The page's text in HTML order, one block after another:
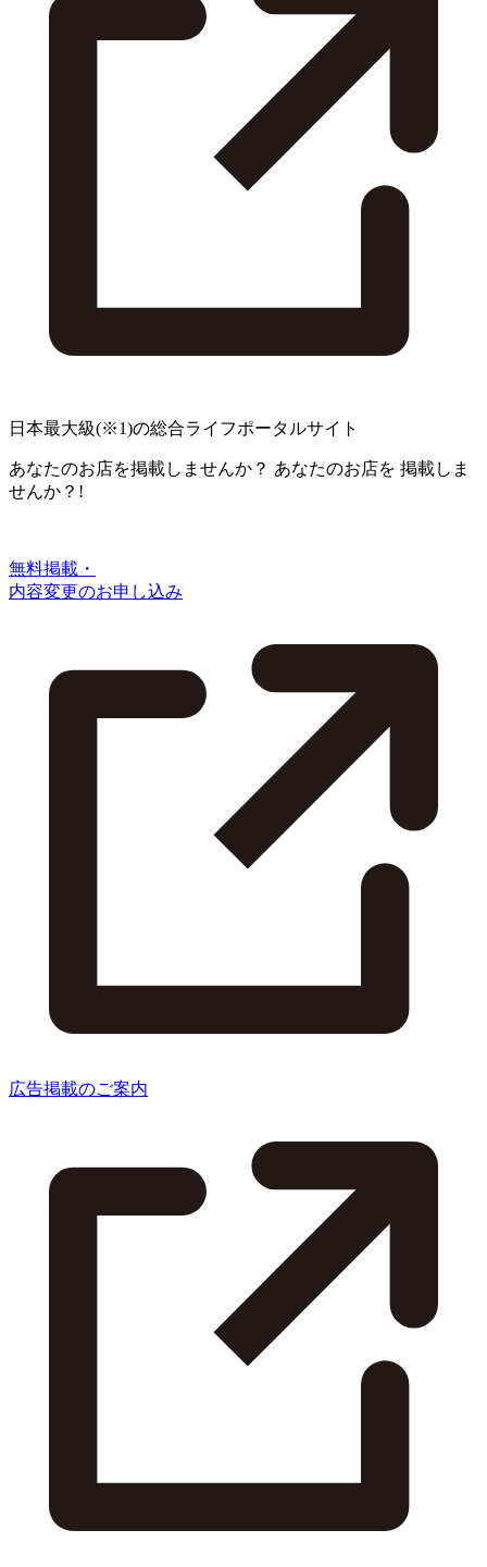
日本最大級(※1)の総合ライフポータルサイト
あなたのお店を掲載しませんか？ あなたのお店を 掲載しま
せんか？!
無料掲載・
内容変更のお申し込み
広告掲載のご案内